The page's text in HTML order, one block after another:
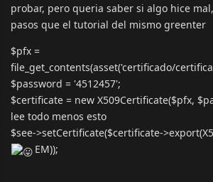
probar, pero queria saber si algo hice
pasos que el tutorial del mismo greenter
$pfx =
file_get_contents(asset('certificado/
$password = '4512457';
$certificate = new X509Certificate($pfx,
lee todo menos esto
$see->setCertificate($certificate-
EM));